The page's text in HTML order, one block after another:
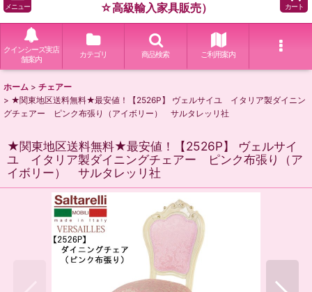
メニュー
☆高級輸入家具販売）
カート
クインシーズ実店
舗案内
カテゴリ 商品検索 ご利用案内
ホーム > チェアー
> ★関東地区送料無料★最安値！【2526P】 ヴェルサイユ イタリア製ダイニン
グチェアー ピンク布張り（アイボリー） サルタレッリ社
★関東地区送料無料★最安値！【2526P】 ヴェルサイ
ユ イタリア製ダイニングチェアー ピンク布張り（ア
イボリー） サルタレッリ社